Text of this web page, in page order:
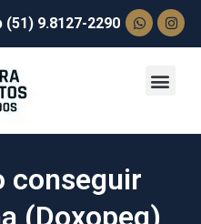
(51) 9.8127-2290
conseguir
(Doxopeg)